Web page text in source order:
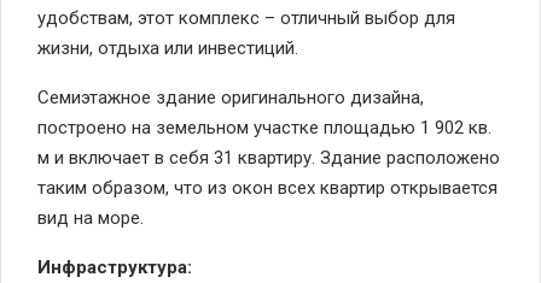
удобствам, этот комплекс – отличный выбор для
жизни, отдыха или инвестиций.
Семиэтажное здание оригинального дизайна,
построено на земельном участке площадью 1 902 кв.
м и включает в себя 31 квартиру. Здание расположено
таким образом, что из окон всех квартир открывается
вид на море.
Инфраструктура: